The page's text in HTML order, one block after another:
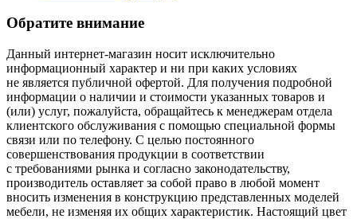
Обратите внимание
Данный интернет-магазин носит исключительно
информационный характер и ни при каких условиях
не является публичной офертой. Для получения подробной
информации о наличии и стоимости указанных товаров и
(или) услуг, пожалуйста, обращайтесь к менеджерам отдела
клиентского обслуживания с помощью специальной формы
связи или по телефону. С целью постоянного
совершенствования продукции в соответствии
с требованиями рынка и согласно законодательству,
производитель оставляет за собой право в любой момент
вносить изменения в конструкцию представленных моделей
мебели, не изменяя их общих характеристик. Настоящий цвет